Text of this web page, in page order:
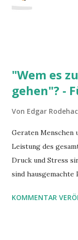
wir brauchen mehr
Informationen zu
"Wem es
gehen"? -
Von Edgar
Geraten Menschen
Leistung des
Druck und Stress
sind
Führungskräfte.
KOMMENTAR